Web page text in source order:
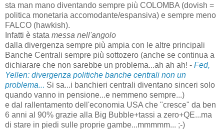
sta man mano diventando sempre più COLOMBA (dovish =
politica monetaria accomodante/espansiva) e sempre meno
FALCO (hawkish).
Infatti è stata messa nell'angolo
dalla divergenza sempre più ampia con le altre principali
Banche Centrali sempre più sottozero (anche se continua a
dichiarare che non sarebbe un problema...ah ah ah! - Fed,
Yellen: divergenza politiche banche centrali non un
problema... Si sa...i banchieri centrali diventano sinceri solo
quando vanno in pensione...e nemmeno sempre...)
e dal rallentamento dell'economia USA che "cresce" da ben
6 anni al 90% grazie alla Big Bubble+tassi a zero+QE...ma
di stare in piedi sulle proprie gambe...mmmmm... ;-)